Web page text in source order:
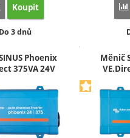
Přidat 'Měnič SINUS Phoenix
Koupit
Dostupnost:
Do 3 dnů
Phoenix
375VA 24V
Měnič